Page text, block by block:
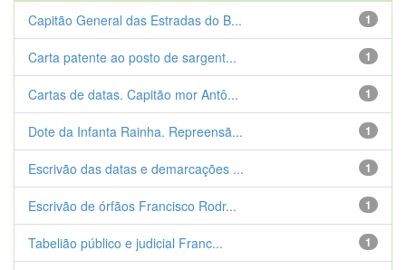
1
Capitão General das Estradas do B...
1
Carta patente ao posto de sargent...
1
Cartas de datas. Capitão mor Antô...
1
Dote da Infanta Rainha. Repreensã...
1
Escrivão das datas e demarcações ...
1
Escrivão de órfãos Francisco Rodr...
1
Tabelião público e judicial Franc...